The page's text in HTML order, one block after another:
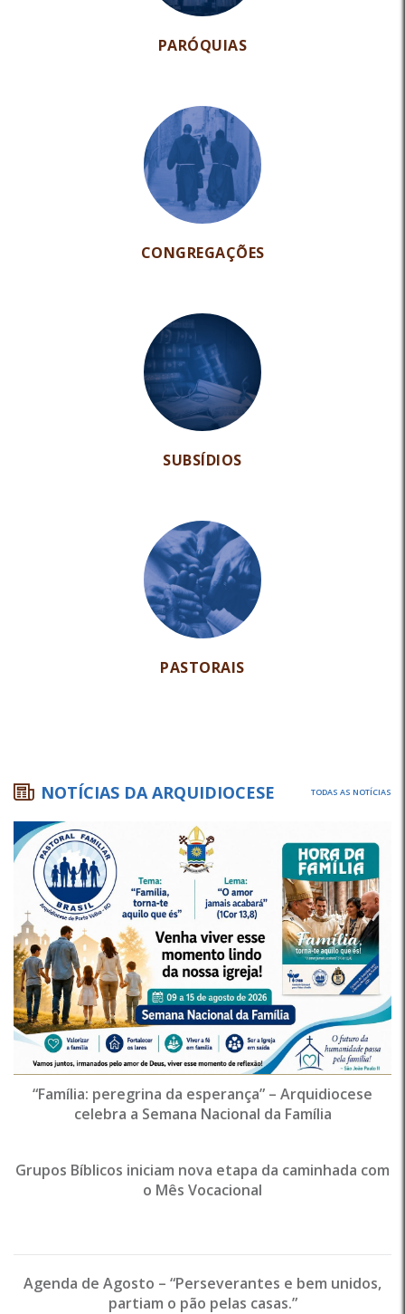
PARÓQUIAS
CONGREGAÇÕES
SUBSÍDIOS
PASTORAIS
NOTÍCIAS DA ARQUIDIOCESE TODAS AS NOTÍCIAS
“Família: peregrina da esperança” – Arquidiocese
celebra a Semana Nacional da Família
Grupos Bíblicos iniciam nova etapa da caminhada com
o Mês Vocacional
Agenda de Agosto – “Perseverantes e bem unidos,
partiam o pão pelas casas.”